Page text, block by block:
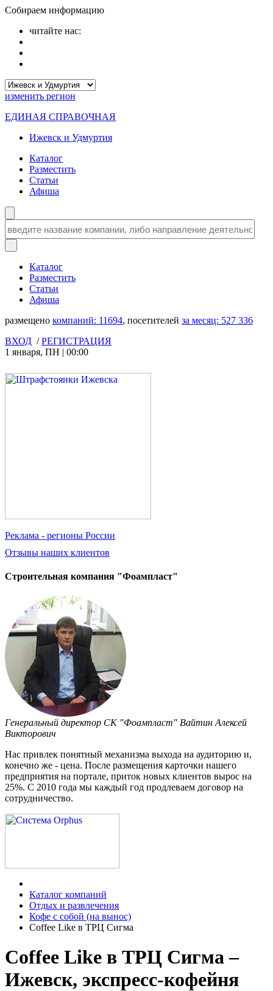
Собираем информацию
читайте нас:
изменить регион
ЕДИНАЯ СПРАВОЧНАЯ
Ижевск и Удмуртия
Каталог
Разместить
Статьи
Афиша
Каталог
Разместить
Статьи
Афиша
размещено компаний: 11694, посетителей за месяц: 527 336
ВХОД /РЕГИСТРАЦИЯ
1 января, ПН | 00:00
Реклама - регионы России
Отзывы наших клиентов
Строительная компания "Фоампласт"
Генеральный директор СК "Фоампласт" Вайтин Алексей
Викторович
Нас привлек понятный механизма выхода на аудиторию и,
конечно же - цена. После размещения карточки нашего
предприятия на портале, приток новых клиентов вырос на
25%. С 2010 года мы каждый год продлеваем договор на
сотрудничество.
Каталог компаний
Отдых и развлечения
Кофе с собой (на вынос)
Coffee Like в ТРЦ Сигма
Coffee Like в ТРЦ Сигма –
Ижевск, экспресс-кофейня